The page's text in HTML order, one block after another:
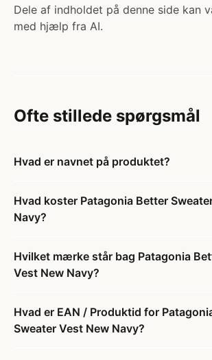
Dele af indholdet på denne side kan
med hjælp fra AI.
Ofte stillede spørgsmål
Hvad er navnet på produktet?
Hvad koster Patagonia Better
Navy?
Hvilket mærke står bag Patagonia
Vest New Navy?
Hvad er EAN / Produktid for
Sweater Vest New Navy?